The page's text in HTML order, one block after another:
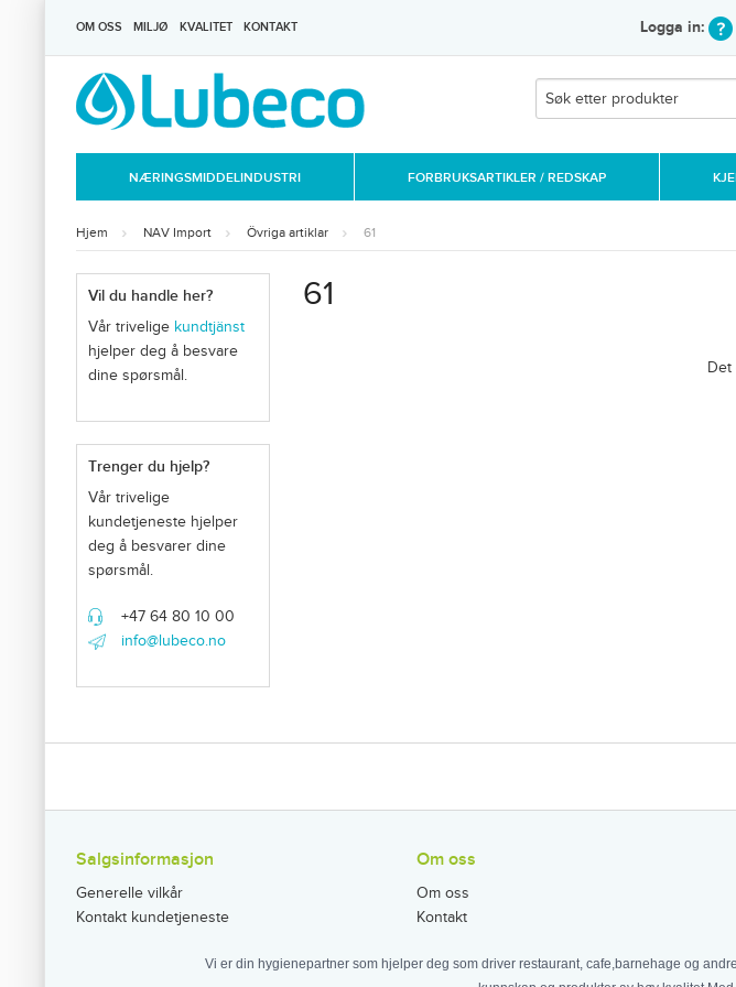
OM OSS MILJØ KVALITET KONTAKT Logga in:
NÆRINGSMIDDELINDUSTRI FORBRUKSARTIKLER / REDSKAP
Hjem NAV Import Övriga artiklar 61
Vil du handle her?
Vår trivelige kundtjänst
hjelper deg å besvare
dine spørsmål.
Trenger du hjelp?
Vår trivelige
kundetjeneste hjelper
deg å besvarer dine
spørsmål.
+47 64 80 10 00
info@lubeco.no
61
Salgsinformasjon
Generelle vilkår
Kontakt kundetjeneste
Om oss
Om oss
Kontakt
Vi er din hygienepartner som hjelper deg som driver restaurant, cafe,barnehage og